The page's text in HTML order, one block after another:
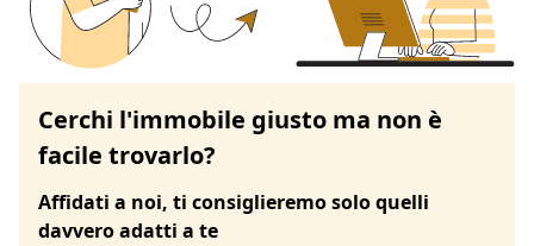
Cerchi l'immobile giusto ma non è
facile trovarlo?
Affidati a noi, ti consiglieremo solo quelli
davvero adatti a te